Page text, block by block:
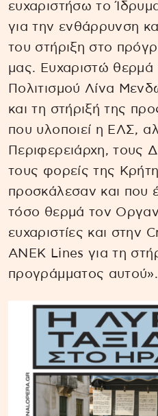
ευχαριστήσω το
για την ενθάρρυνση
του στήριξη στο
μας. Ευχαριστώ θερμά
Πολιτισμού Λίνα
και τη στήριξή της
που υλοποιεί η ΕΛΣ,
Περιφερειάρχη, τους
τους φορείς της
προσκάλεσαν και που
τόσο θερμά τον
ευχαριστίες και στην
ANEK Lines για τη
προγράμματος αυτού».